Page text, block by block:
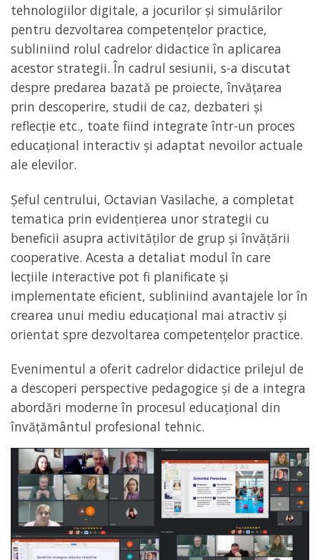
tehnologiilor digitale, a jocurilor și simulărilor
pentru dezvoltarea competențelor practice,
subliniind rolul cadrelor didactice în aplicarea
acestor strategii. În cadrul sesiunii, s-a discutat
despre predarea bazată pe proiecte, învățarea
prin descoperire, studii de caz, dezbateri și
reflecție etc., toate fiind integrate într-un proces
educațional interactiv și adaptat nevoilor actuale
ale elevilor.
Șeful centrului, Octavian Vasilache, a completat
tematica prin evidențierea unor strategii cu
beneficii asupra activităților de grup și învățării
cooperative. Acesta a detaliat modul în care
lecțiile interactive pot fi planificate și
implementate eficient, subliniind avantajele lor în
crearea unui mediu educațional mai atractiv și
orientat spre dezvoltarea competențelor practice.
Evenimentul a oferit cadrelor didactice prilejul de
a descoperi perspective pedagogice și de a integra
abordări moderne în procesul educațional din
învățământul profesional tehnic.